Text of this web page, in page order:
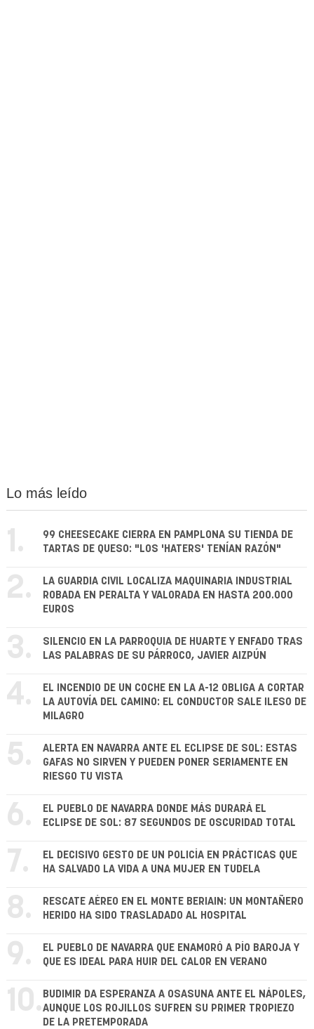
Lo más leído
1.
99 CHEESECAKE CIERRA EN PAMPLONA SU TIENDA DE
TARTAS DE QUESO: "LOS 'HATERS' TENÍAN RAZÓN"
2.
LA GUARDIA CIVIL LOCALIZA MAQUINARIA INDUSTRIAL
ROBADA EN PERALTA Y VALORADA EN HASTA 200.000
EUROS
3.
SILENCIO EN LA PARROQUIA DE HUARTE Y ENFADO TRAS
LAS PALABRAS DE SU PÁRROCO, JAVIER AIZPÚN
4.
EL INCENDIO DE UN COCHE EN LA A-12 OBLIGA A CORTAR
LA AUTOVÍA DEL CAMINO: EL CONDUCTOR SALE ILESO DE
MILAGRO
5.
ALERTA EN NAVARRA ANTE EL ECLIPSE DE SOL: ESTAS
GAFAS NO SIRVEN Y PUEDEN PONER SERIAMENTE EN
RIESGO TU VISTA
6.
EL PUEBLO DE NAVARRA DONDE MÁS DURARÁ EL
ECLIPSE DE SOL: 87 SEGUNDOS DE OSCURIDAD TOTAL
7.
EL DECISIVO GESTO DE UN POLICÍA EN PRÁCTICAS QUE
HA SALVADO LA VIDA A UNA MUJER EN TUDELA
8.
RESCATE AÉREO EN EL MONTE BERIAIN: UN MONTAÑERO
HERIDO HA SIDO TRASLADADO AL HOSPITAL
9.
EL PUEBLO DE NAVARRA QUE ENAMORÓ A PÍO BAROJA Y
QUE ES IDEAL PARA HUIR DEL CALOR EN VERANO
10. BUDIMIR DA ESPERANZA A OSASUNA ANTE EL NÁPOLES,
AUNQUE LOS ROJILLOS SUFREN SU PRIMER TROPIEZO
DE LA PRETEMPORADA